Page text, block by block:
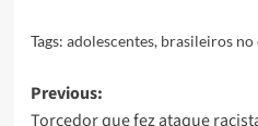
Tags: adolescentes, brasileiros no
Post
Previous:
Torcedor que fez ataque